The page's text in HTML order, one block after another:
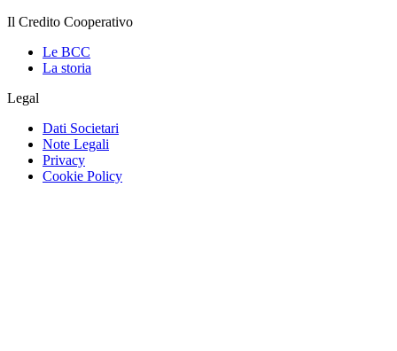
Il Credito Cooperativo
Le BCC
La storia
Legal
Dati Societari
Note Legali
Privacy
Cookie Policy